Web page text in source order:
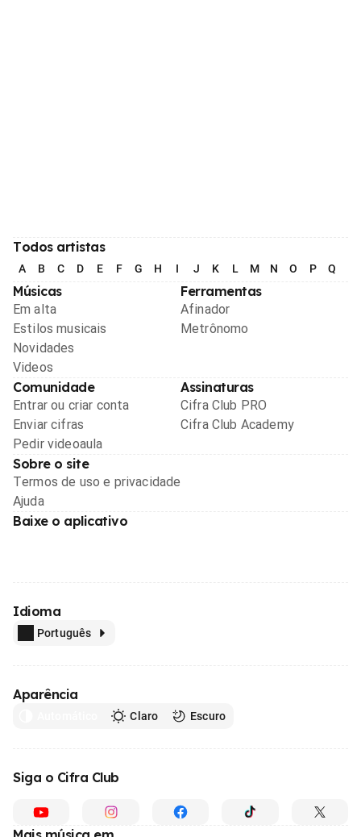
Todos artistas
A B C D E F G H I J K L M N O P Q
Músicas
Em alta
Estilos musicais
Novidades
Videos
Ferramentas
Afinador
Metrônomo
Comunidade
Entrar ou criar conta
Enviar cifras
Pedir videoaula
Assinaturas
Cifra Club PRO
Cifra Club Academy
Sobre o site
Termos de uso e privacidade
Ajuda
Baixe o aplicativo
Idioma
Português
Aparência
Claro Escuro
Siga o Cifra Club